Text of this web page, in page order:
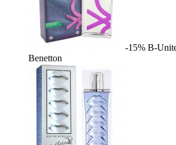
-15% B-
Benetton